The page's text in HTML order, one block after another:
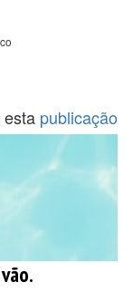
esta publicação